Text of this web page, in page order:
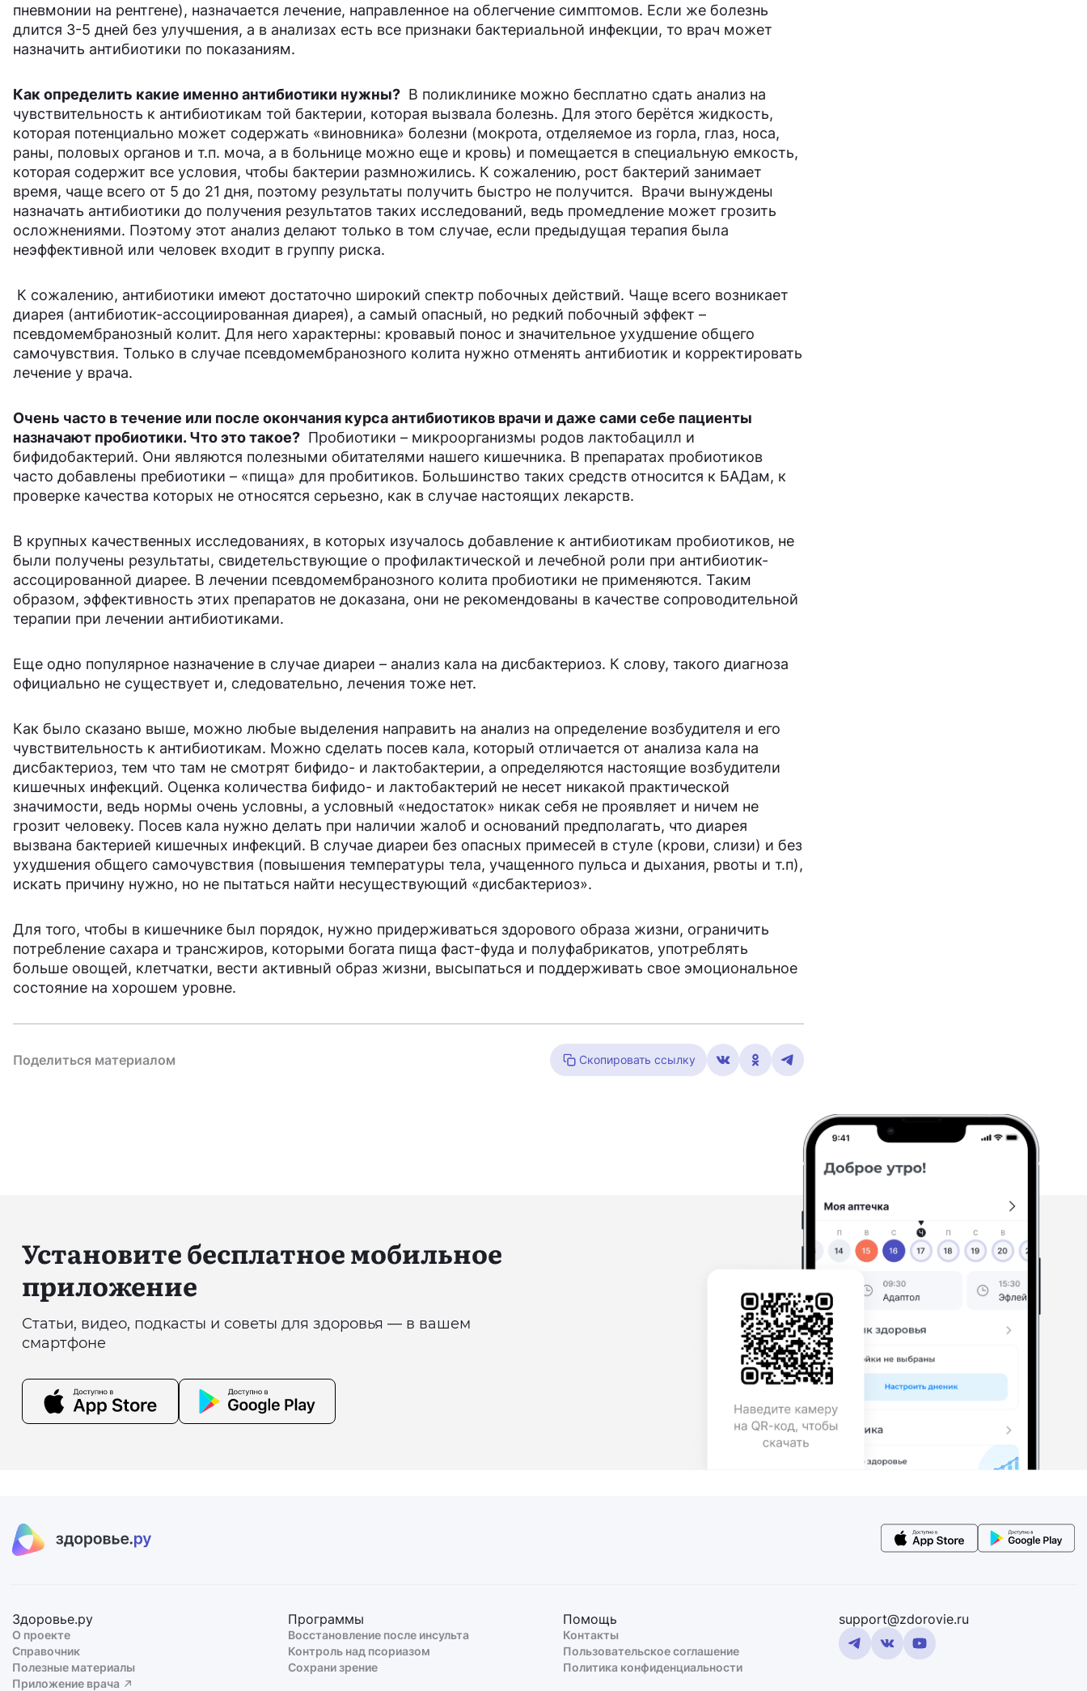
пневмонии на рентгене), назначается лечение, направленное на облегчение симптомов. Если же болезнь
длится 3-5 дней без улучшения, а в анализах есть все признаки бактериальной инфекции, то врач может
назначить антибиотики по показаниям.
Как определить какие именно антибиотики нужны? В поликлинике можно бесплатно сдать анализ на
чувствительность к антибиотикам той бактерии, которая вызвала болезнь. Для этого берётся жидкость,
которая потенциально может содержать «виновника» болезни (мокрота, отделяемое из горла, глаз, носа,
раны, половых органов и т.п. моча, а в больнице можно еще и кровь) и помещается в специальную емкость,
которая содержит все условия, чтобы бактерии размножились. К сожалению, рост бактерий занимает
время, чаще всего от 5 до 21 дня, поэтому результаты получить быстро не получится. Врачи вынуждены
назначать антибиотики до получения результатов таких исследований, ведь промедление может грозить
осложнениями. Поэтому этот анализ делают только в том случае, если предыдущая терапия была
неэффективной или человек входит в группу риска.
К сожалению, антибиотики имеют достаточно широкий спектр побочных действий. Чаще всего возникает
диарея (антибиотик-ассоциированная диарея), а самый опасный, но редкий побочный эффект –
псевдомембранозный колит. Для него характерны: кровавый понос и значительное ухудшение общего
самочувствия. Только в случае псевдомембранозного колита нужно отменять антибиотик и корректировать
лечение у врача.
Очень часто в течение или после окончания курса антибиотиков врачи и даже сами себе пациенты
назначают пробиотики. Что это такое? Пробиотики – микроорганизмы родов лактобацилл и
бифидобактерий. Они являются полезными обитателями нашего кишечника. В препаратах пробиотиков
часто добавлены пребиотики – «пища» для пробитиков. Большинство таких средств относится к БАДам, к
проверке качества которых не относятся серьезно, как в случае настоящих лекарств.
В крупных качественных исследованиях, в которых изучалось добавление к антибиотикам пробиотиков, не
были получены результаты, свидетельствующие о профилактической и лечебной роли при антибиотик-
ассоцированной диарее. В лечении псевдомембранозного колита пробиотики не применяются. Таким
образом, эффективность этих препаратов не доказана, они не рекомендованы в качестве сопроводительной
терапии при лечении антибиотиками.
Еще одно популярное назначение в случае диареи – анализ кала на дисбактериоз. К слову, такого диагноза
официально не существует и, следовательно, лечения тоже нет.
Как было сказано выше, можно любые выделения направить на анализ на определение возбудителя и его
чувствительность к антибиотикам. Можно сделать посев кала, который отличается от анализа кала на
дисбактериоз, тем что там не смотрят бифидо- и лактобактерии, а определяются настоящие возбудители
кишечных инфекций. Оценка количества бифидо- и лактобактерий не несет никакой практической
значимости, ведь нормы очень условны, а условный «недостаток» никак себя не проявляет и ничем не
грозит человеку. Посев кала нужно делать при наличии жалоб и оснований предполагать, что диарея
вызвана бактерией кишечных инфекций. В случае диареи без опасных примесей в стуле (крови, слизи) и без
ухудшения общего самочувствия (повышения температуры тела, учащенного пульса и дыхания, рвоты и т.п),
искать причину нужно, но не пытаться найти несуществующий «дисбактериоз».
Для того, чтобы в кишечнике был порядок, нужно придерживаться здорового образа жизни, ограничить
потребление сахара и трансжиров, которыми богата пища фаст-фуда и полуфабрикатов, употреблять
больше овощей, клетчатки, вести активный образ жизни, высыпаться и поддерживать свое эмоциональное
состояние на хорошем уровне.
Поделиться материалом Скопировать ссылку
Установите бесплатное мобильное
приложение
Статьи, видео, подкасты и советы для здоровья — в вашем
смартфоне
Здоровье.ру
О проекте
Справочник
Полезные материалы
Приложение врача
Программы
Восстановление после инсульта
Контроль над псориазом
Сохрани зрение
Помощь
Контакты
Пользовательское соглашение
Политика конфиденциальности
support@zdorovie.ru